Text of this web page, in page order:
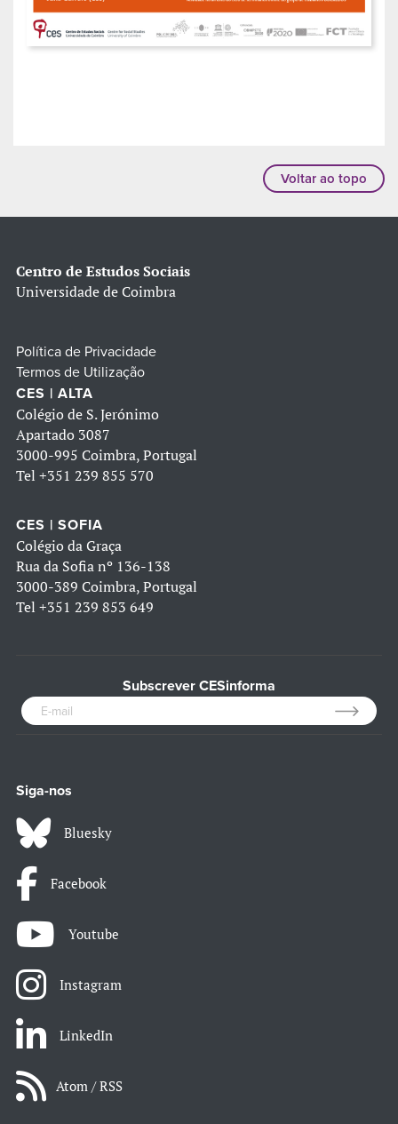
Voltar ao topo
Centro de Estudos Sociais
Universidade de Coimbra
Política de Privacidade
Termos de Utilização
CES | ALTA
Colégio de S. Jerónimo
Apartado 3087
3000-995 Coimbra, Portugal
Tel +351 239 855 570
CES | SOFIA
Colégio da Graça
Rua da Sofia nº 136-138
3000-389 Coimbra, Portugal
Tel +351 239 853 649
Subscrever CESinforma
Siga-nos
Bluesky
Facebook
Youtube
Instagram
LinkedIn
Atom / RSS